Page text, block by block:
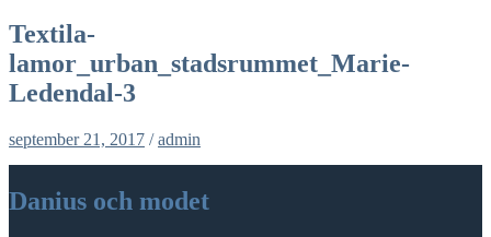
Textila-
lamor_urban_stadsrummet_Marie-
Ledendal-3
september 21, 2017 /admin
Danius och modet